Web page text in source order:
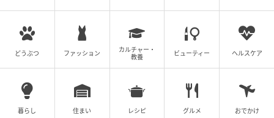
習い事コーチと5人の妻
ウーマンエキサイト
クリエイター情報
どうぶつ ファッション
カルチャー・
教養
ビューティー ヘルスケア
暮らし 住まい レシピ グルメ おでかけ